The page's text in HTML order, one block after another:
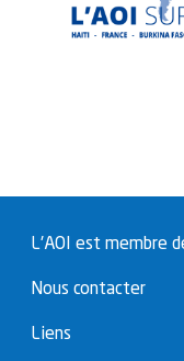
L'AOI est membre
Nous contacter
Liens